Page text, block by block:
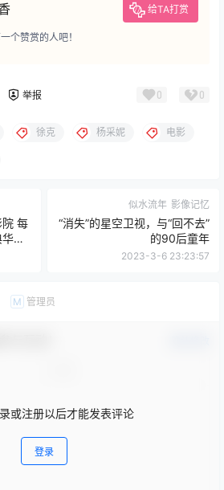
给TA打赏
个赞赏的人吧！
举报 0 0
徐克 杨采妮 电影
院 每
语
似水流年 影像记忆
“消失”的星空卫视，与“回不去”
的90后童年
2023-3-6 23:23:57
M 管理员
或注册以后才能发表评论
登录